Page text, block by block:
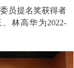
员提名奖获得者
林高华为2022-